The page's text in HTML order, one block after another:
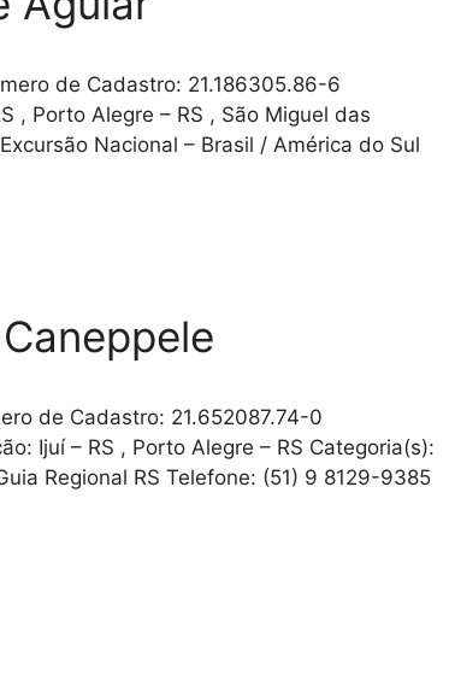
de Cadastro: 21.186305.86-6
, Porto Alegre – RS , São Miguel das
Nacional – Brasil / América do Sul
de Cadastro: 21.652087.74-0
Ijuí – RS , Porto Alegre – RS Categoria(s):
Regional RS Telefone: (51) 9 8129-9385